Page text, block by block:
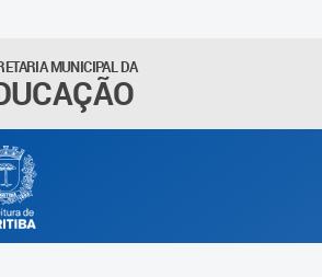
MUNICIPAL DA